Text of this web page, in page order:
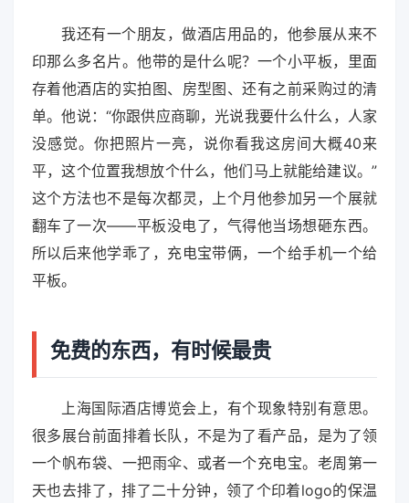
我还有一个朋友，做酒店用品的，他参展从来不
印那么多名片。他带的是什么呢？一个小平板，里面
存着他酒店的实拍图、房型图、还有之前采购过的清
单。他说：“你跟供应商聊，光说我要什么什么，人家
没感觉。你把照片一亮，说你看我这房间大概40来
平，这个位置我想放个什么，他们马上就能给建议。”
这个方法也不是每次都灵，上个月他参加另一个展就
翻车了一次——平板没电了，气得他当场想砸东西。
所以后来他学乖了，充电宝带俩，一个给手机一个给
平板。
免费的东西，有时候最贵
上海国际酒店博览会上，有个现象特别有意思。
很多展台前面排着长队，不是为了看产品，是为了领
一个帆布袋、一把雨伞、或者一个充电宝。老周第一
天也去排了，排了二十分钟，领了个印着logo的保温